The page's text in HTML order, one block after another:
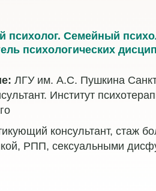
консультант, стаж
РПП, сексуальными
ЛГУ им. А.С. Пушкина
Институт
психолог. Семейный
психологических